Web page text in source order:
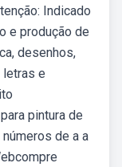
Indicado
e produção de
desenhos,
e
pintura de
de a a